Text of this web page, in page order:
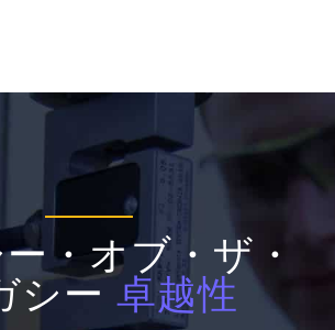
・オブ・ザ・
シー卓越性